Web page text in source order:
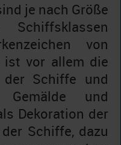
je nach Größe
von
ist vor allem die
der Schiffe und
Gemälde und
Dekoration der
Schiffe, dazu